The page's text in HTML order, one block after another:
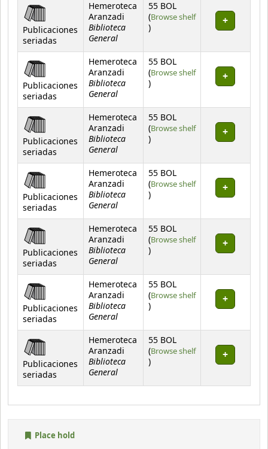
Publicaciones
seriadas
Hemeroteca
Aranzadi
Biblioteca
General
55 BOL
(Browse shelf
(Opens below)
)
Publicaciones
seriadas
Hemeroteca
Aranzadi
Biblioteca
General
55 BOL
(Browse shelf
(Opens below)
)
Publicaciones
seriadas
Hemeroteca
Aranzadi
Biblioteca
General
55 BOL
(Browse shelf
(Opens below)
)
Publicaciones
seriadas
Hemeroteca
Aranzadi
Biblioteca
General
55 BOL
(Browse shelf
(Opens below)
)
Publicaciones
seriadas
Hemeroteca
Aranzadi
Biblioteca
General
55 BOL
(Browse shelf
(Opens below)
)
Publicaciones
seriadas
Hemeroteca
Aranzadi
Biblioteca
General
55 BOL
(Browse shelf
(Opens below)
)
Publicaciones
seriadas
Hemeroteca
Aranzadi
Biblioteca
General
55 BOL
(Browse shelf
(Opens below)
)
Place hold